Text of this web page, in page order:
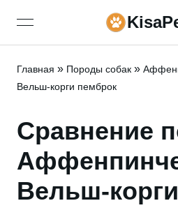
open navigation menu
Главная » Породы собак »
Вельш-корги пемброк
Сравнение
Вельш-